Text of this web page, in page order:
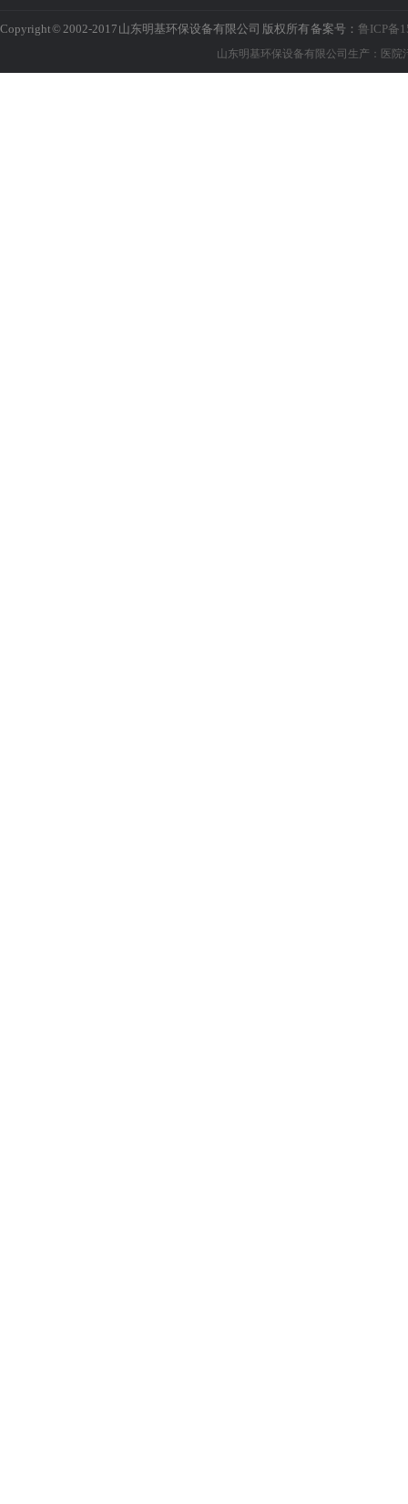
Copyright © 2002-2017 山东明基环保设备有限公司 版权所有 备案号：鲁ICP备
山东明基环保设备有限公司生产：医